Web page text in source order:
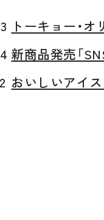
トーキョー・
新商品発売「
おいしいアイ